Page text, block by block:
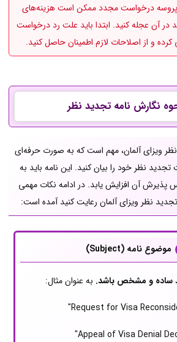
پروسه درخواست مجدد ممکن است هزینه‌های
در آن عجله کنید. ابتدا باید علت رد درخواست
و از اصلاحات لازم اطمینان حاصل کنید.
نگارش نامه تجدید نظر
ویزای آلمان، مهم است که به صورت حرفه‌ای
نظر خود را بیان کنید. این نامه باید به
پذیرش آن افزایش یابد. در ادامه نکات مهمی
نظر ویزای آلمان رعایت کنید آمده است:
موضوع نامه (Subject)
ساده و مشخص باشد. به عنوان مثال: